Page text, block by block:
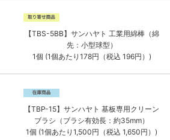
【TBS-5BB】サンハヤト 工業用綿棒（綿
先：小型球型）
1個 (1個あたり178円（税込 196円）)
【TBP-15】サンハヤト 基板専用クリーン
ブラシ（ブラシ有効長：約35mm）
1個 (1個あたり1,500円（税込 1,650円）)